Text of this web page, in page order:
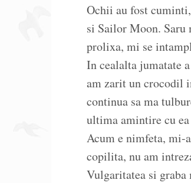
Ochii au fost
si Sailor Moon. Saru
prolixa, mi se
In cealalta jumatate
am zarit un crocodil
continua sa ma
ultima amintire cu ea
Acum e nimfeta, mi-
copilita, nu am
Vulgaritatea si graba